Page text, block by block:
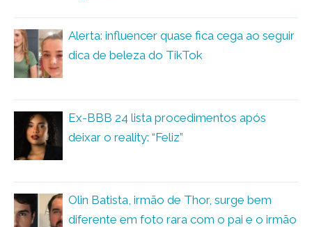
Alerta: influencer quase fica cega ao seguir
dica de beleza do TikTok
Ex-BBB 24 lista procedimentos após
deixar o reality: “Feliz”
Olin Batista, irmão de Thor, surge bem
diferente em foto rara com o pai e o irmão